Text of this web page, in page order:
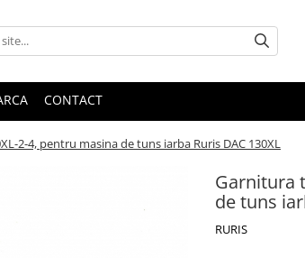
CONTACT
2-4, pentru masina de tuns iarba Ruris DAC 130XL
Garnitura
de tuns
RURIS